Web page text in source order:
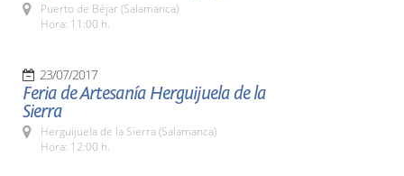
Puerto de Béjar (Salamanca)
Hora: 11:00 h.
23/07/2017
Feria de Artesanía Herguijuela de la
Sierra
Herguijuela de la Sierra (Salamanca)
Hora: 12:00 h.